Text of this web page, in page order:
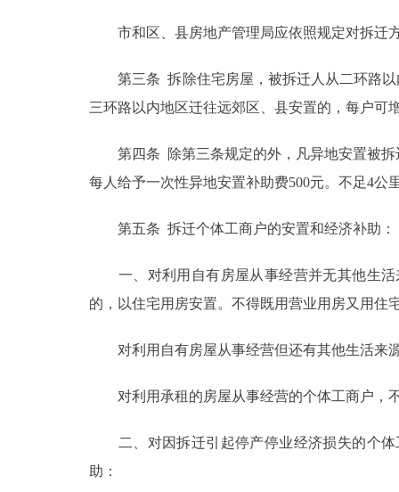
北京概况
绿色北京
DEUTSCH
ESPAÑOL
ITALIANO
市和区、县房地产管理局应依照规定对拆迁方
第三条 拆除住宅房屋，被拆迁人从二环路以
三环路以内地区迁往远郊区、县安置的，每户可
第四条 除第三条规定的外，凡异地安置被拆
每人给予一次性异地安置补助费500元。不足4
第五条 拆迁个体工商户的安置和经济补助：
一、对利用自有房屋从事经营并无其他生活
的，以住宅用房安置。不得既用营业用房又用住
对利用自有房屋从事经营但还有其他生活来
对利用承租的房屋从事经营的个体工商户，
二、对因拆迁引起停产停业经济损失的个体
助：